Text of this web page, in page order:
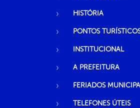
HISTÓRIA
PONTOS
INSTITUCIONAL
A PREFEITURA
FERIADOS
TELEFONES ÚTEIS